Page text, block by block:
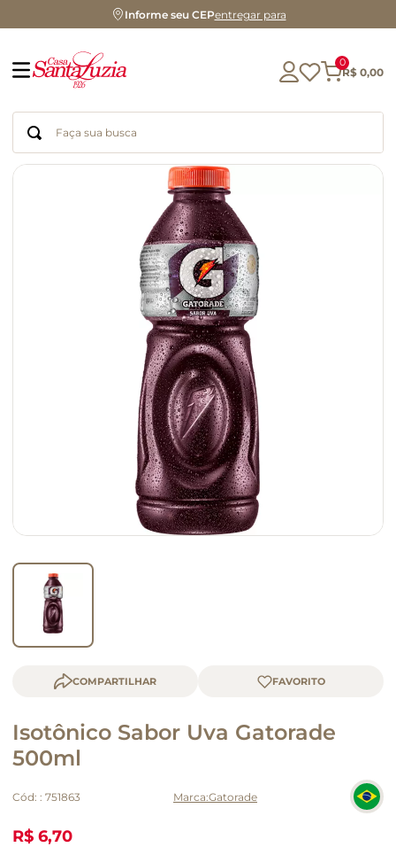
Informe seu CEPentregar para
0
R$ 0,00
Faça sua busca
COMPARTILHAR
Isotônico Sabor Uva Gatorade
500ml
Cód: : 751863 Gatorade
R$ 6,70